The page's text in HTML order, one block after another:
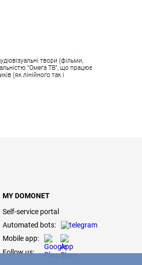
твори (фільми,
“Омега ТВ”, що працює
(як лінійного так і
MY DOMONET
Self-service portal
Automated bots:
Mobile app:
Follow us: